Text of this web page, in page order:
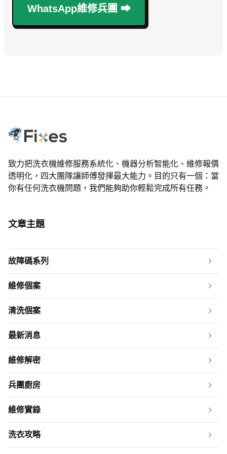
WhatsApp維修兵團 ⮕
致力把洗衣機維修服務系統化、機器分析智能化、維修報價
透明化，四大團隊讓師傅發揮最大能力。目的只有一個：當
你有任何洗衣機問題，我們能夠助你輕鬆完成所有任務。
文章主題
故障碼系列
維修個案
清洗個案
最新消息
維修解密
兵團廚房
維修實錄
洗衣攻略